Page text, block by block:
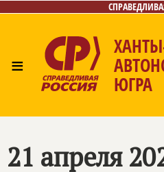
≡
ЮГРА
21 апреля